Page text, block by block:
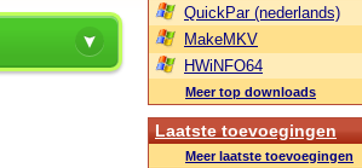
QuickPar (nederlands)
MakeMKV
HWiNFO64
Meer top downloads
Laatste toevoegingen
Meer laatste toevoegingen